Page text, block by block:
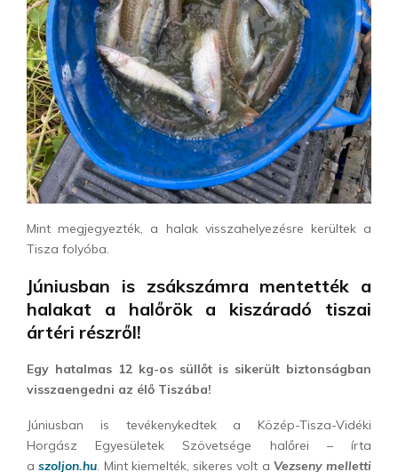
Mint megjegyezték, a halak visszahelyezésre kerültek a
Tisza folyóba.
Júniusban is zsákszámra mentették a
halakat a halőrök a kiszáradó tiszai
ártéri részről!
Egy hatalmas 12 kg-os süllőt is sikerült biztonságban
visszaengedni az élő Tiszába!
Júniusban is tevékenykedtek a Közép-Tisza-Vidéki
Horgász Egyesületek Szövetsége halőrei – írta
aszoljon.hu. Mint kiemelték, sikeres volt a Vezseny melletti